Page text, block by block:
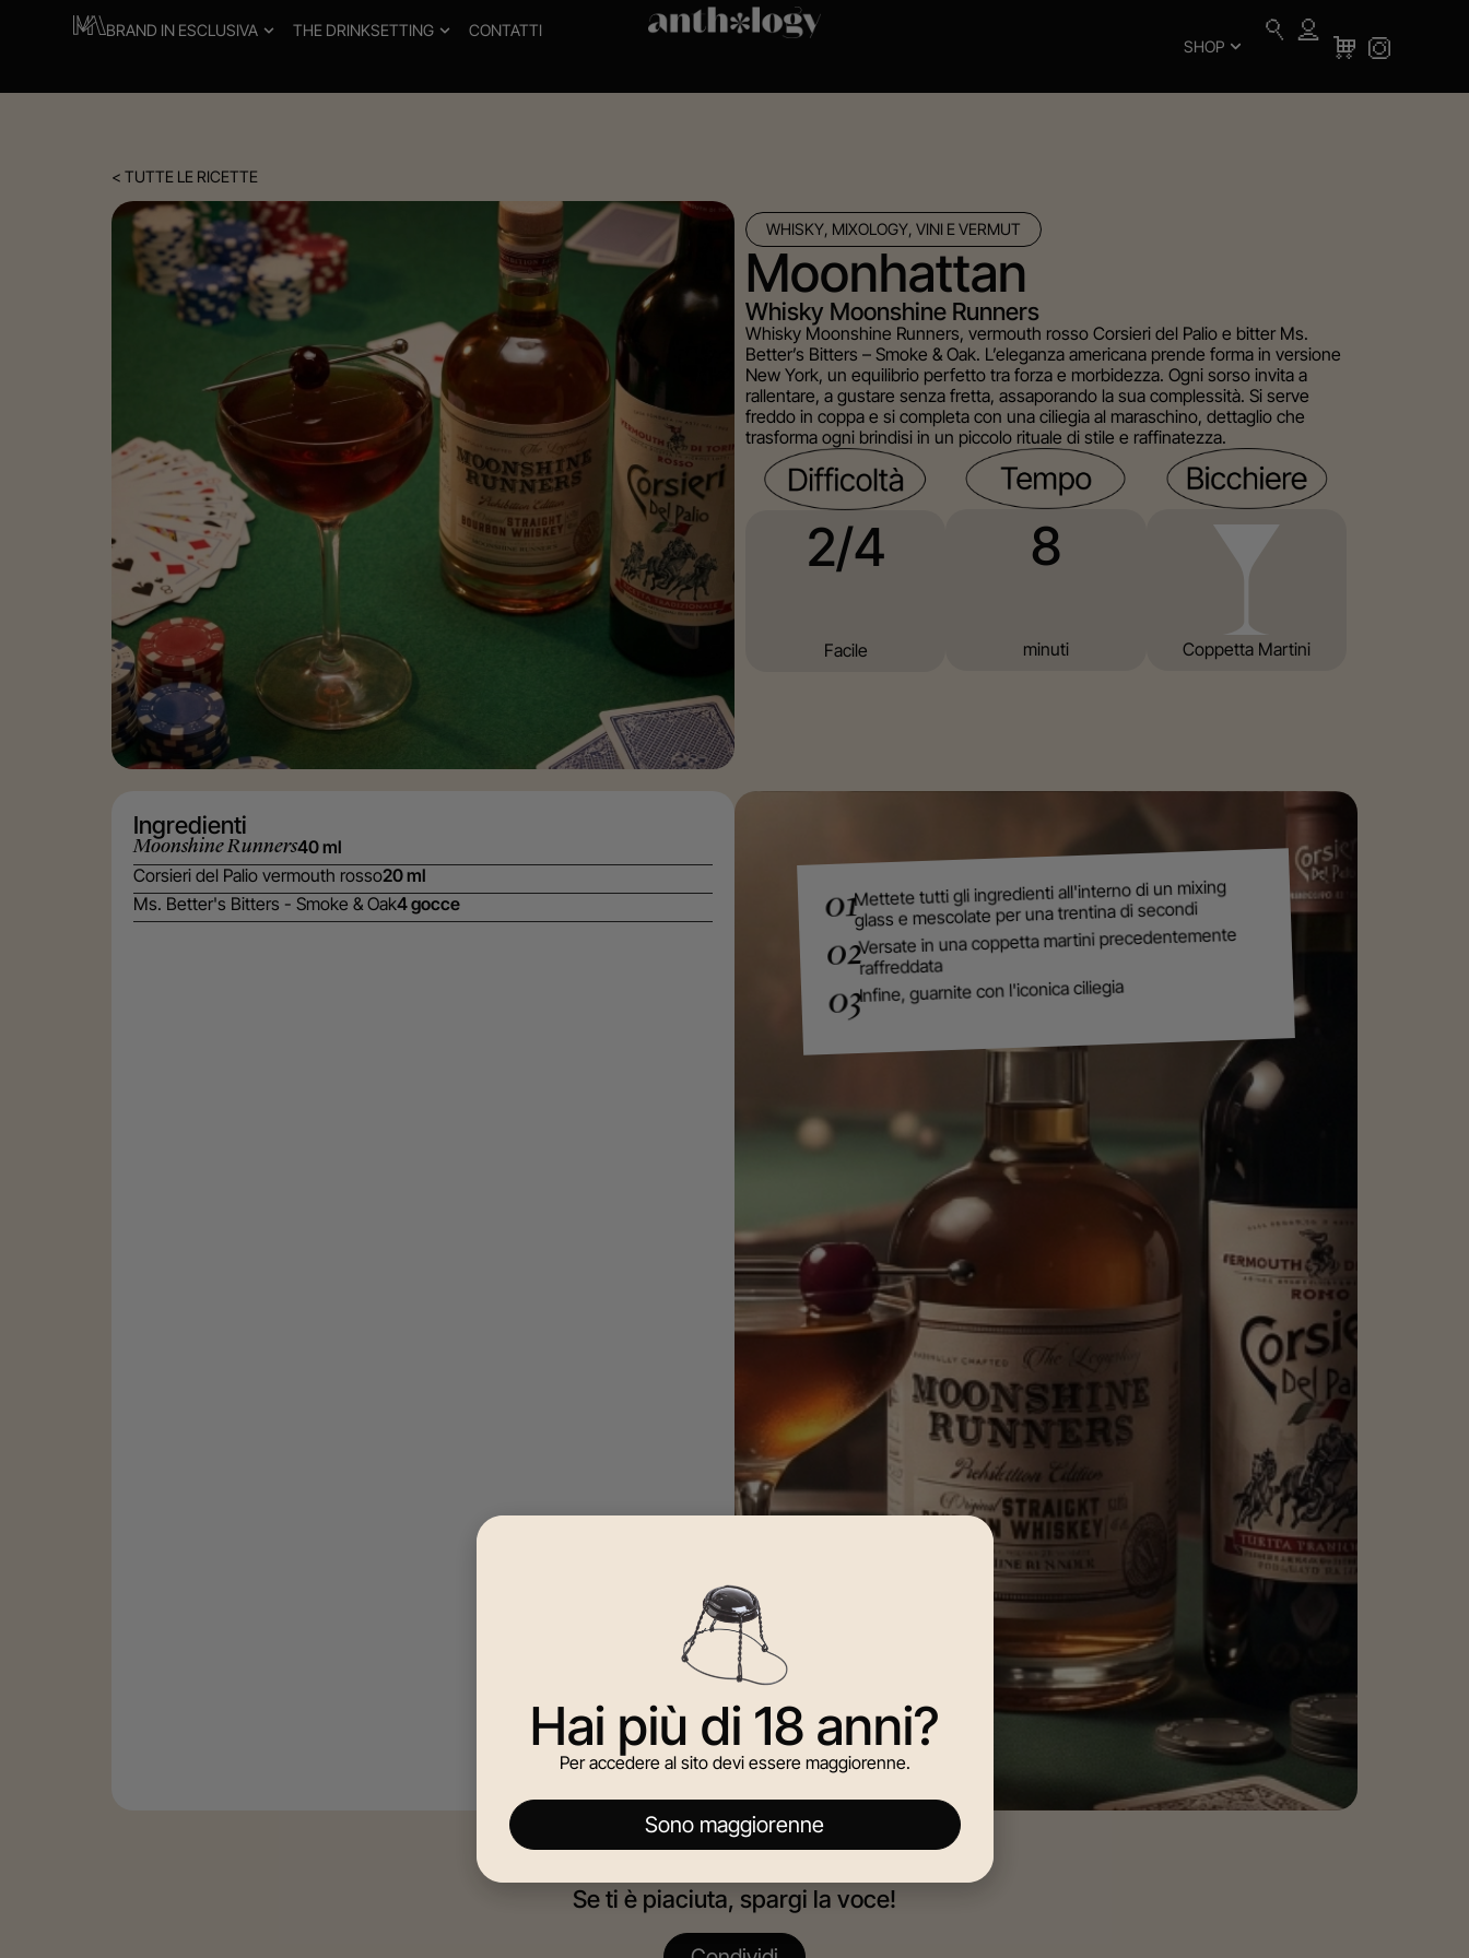
BRAND IN ESCLUSIVA THE DRINKSETTING
CONTATTI
SHOP
< TUTTE LE RICETTE
WHISKY, MIXOLOGY, VINI E VERMUT
Moonhattan
Whisky Moonshine Runners
Whisky Moonshine Runners, vermouth rosso Corsieri del Palio e bitter Ms.
Better’s Bitters – Smoke & Oak. L’eleganza americana prende forma in versione
New York, un equilibrio perfetto tra forza e morbidezza. Ogni sorso invita a
rallentare, a gustare senza fretta, assaporando la sua complessità. Si serve
freddo in coppa e si completa con una ciliegia al maraschino, dettaglio che
trasforma ogni brindisi in un piccolo rituale di stile e raffinatezza.
2/4
Facile
8
minuti Coppetta Martini
Ingredienti
Moonshine Runners40 ml
Corsieri del Palio vermouth rosso20 ml
Ms. Better's Bitters - Smoke & Oak4 gocce 01Mettete tutti gli ingredienti all'interno di un mixing
glass e mescolate per una trentina di secondi
02Versate in una coppetta martini precedentemente
raffreddata
03Infine, guarnite con l'iconica ciliegia
Se ti è piaciuta, spargi la voce!
Hai più di 18 anni?
Per accedere al sito devi essere maggiorenne.
Sono maggiorenne